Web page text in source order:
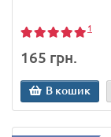
1
165 грн.
В кошик